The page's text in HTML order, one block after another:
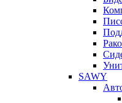
SAWY